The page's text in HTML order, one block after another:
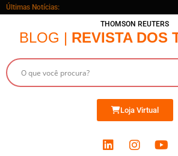
Últimas Notícias:
THOMSON REUTERS
BLOG | REVISTA DOS
Loja Virtual